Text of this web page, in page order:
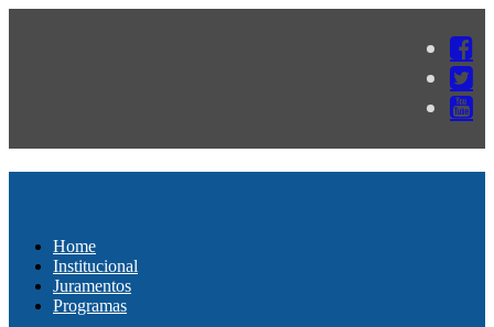
Home
Institucional
Juramentos
Programas